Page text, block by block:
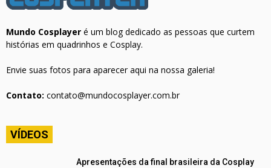
Mundo Cosplayer é um blog dedicado as pessoas que curtem
histórias em quadrinhos e Cosplay.
Envie suas fotos para aparecer aqui na nossa galeria!
Contato: contato@mundocosplayer.com.br
VÍDEOS
Apresentações da final brasileira da Cosplay